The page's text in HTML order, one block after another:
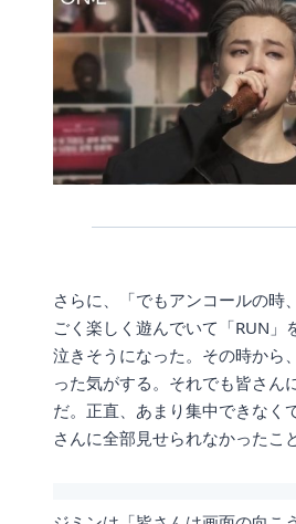
さらに、「でもアンコールの時
ごく楽しく遊んでいて「RUN」
泣きそうになった。その時から
った気がする。それでも皆さん
だ。正直、あまり集中できなく
さんに全部見せられなかったこ